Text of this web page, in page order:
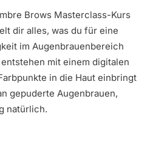
Brows Masterclass-Kurs
dir alles, was du für eine
im Augenbrauenbereich
mit einem digitalen
in die Haut einbringt
gepuderte Augenbrauen,
natürlich.